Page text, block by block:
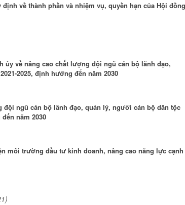
về thành phần và nhiệm vụ, quyền hạn của Hội đồng
ủy về nâng cao chất lượng đội ngũ cán bộ lãnh đạo,
2025, định hướng đến năm 2030
đội ngũ cán bộ lãnh đạo, quản lý, người cán bộ dân tộc
năm 2030
môi trường đầu tư kinh doanh, nâng cao năng lực cạnh